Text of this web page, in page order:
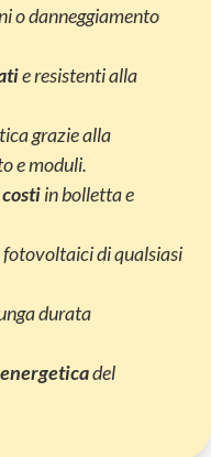
o danneggiamento
e resistenti alla
grazie alla
e moduli.
in bolletta e
fotovoltaici di qualsiasi
durata
del